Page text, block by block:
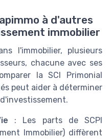
à d'autres
immobilier
l'immobilier, plusieurs
chacune avec ses
la SCI Primonial
peut aider à déterminer
: Les parts de SCPI
Immobilier) diffèrent